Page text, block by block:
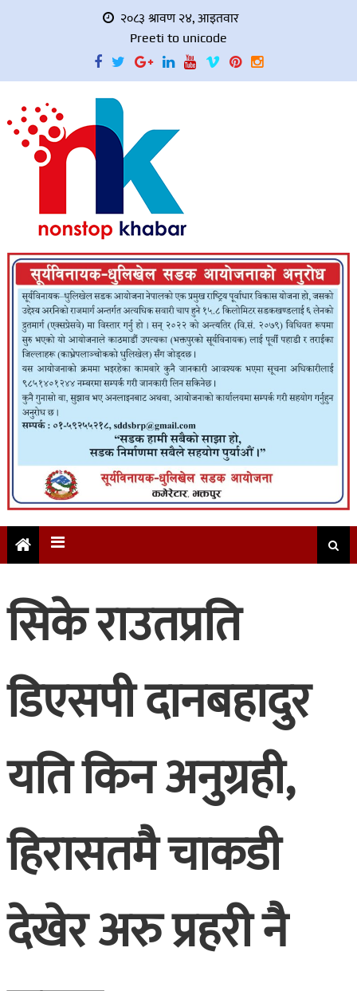
२०८३ श्रावण २४, आइतवार
Preeti to unicode
सिके राउतप्रति
डिएसपी दानबहादुर
यति किन अनुग्रही,
हिरासतमै चाकडी
देखेर अरु प्रहरी नै